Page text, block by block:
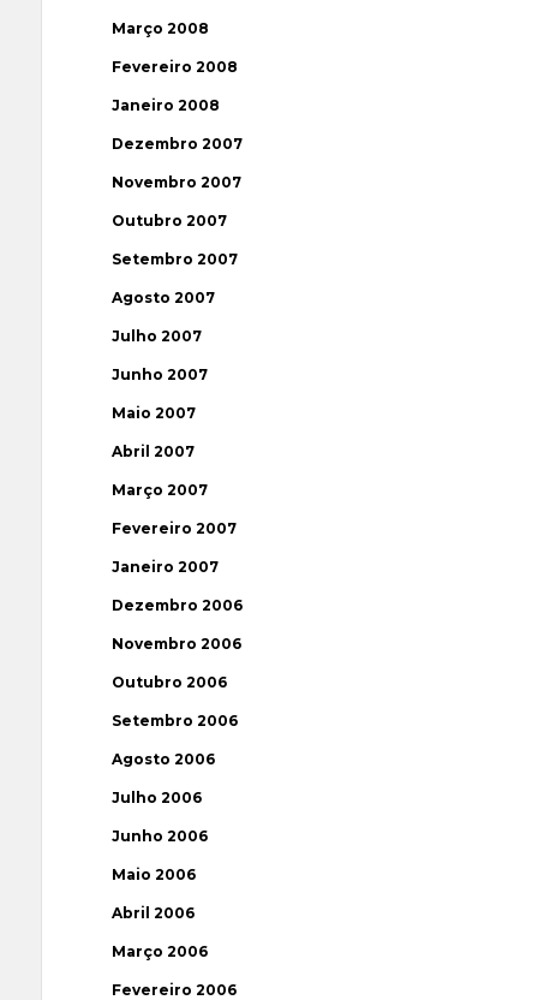
Março 2008
Fevereiro 2008
Janeiro 2008
Dezembro 2007
Novembro 2007
Outubro 2007
Setembro 2007
Agosto 2007
Julho 2007
Junho 2007
Maio 2007
Abril 2007
Março 2007
Fevereiro 2007
Janeiro 2007
Dezembro 2006
Novembro 2006
Outubro 2006
Setembro 2006
Agosto 2006
Julho 2006
Junho 2006
Maio 2006
Abril 2006
Março 2006
Fevereiro 2006